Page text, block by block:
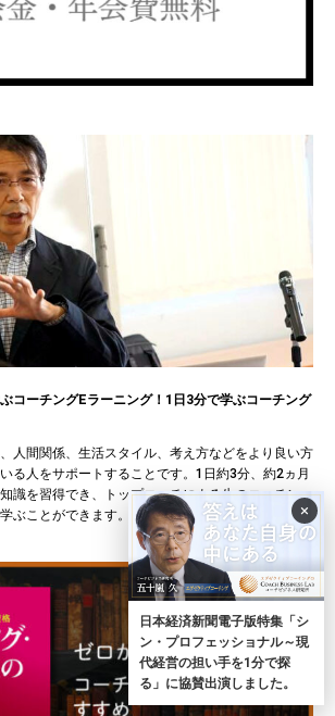
コーチングEラーニング！1日3分で学ぶコーチング
人間関係、生活スタイル、考え方などをより良い方
る人をサポートすることです。1日約3分、約2ヵ月
識を習得でき、トップコーチによる生のコーチン
ぶことができます。
×
日本経済新聞電子版特集「シ
ン・プロフェッショナル～現
代経営の担い手を1分で探
る」に協賛出演しました。